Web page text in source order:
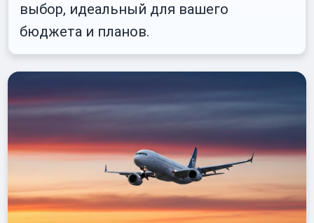
выбор, идеальный для вашего
бюджета и планов.